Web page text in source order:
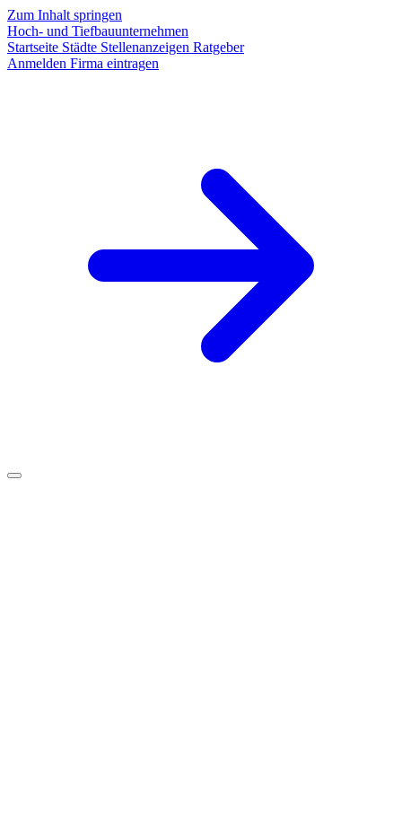
Zum Inhalt springen
Hoch- und Tiefbauunternehmen
Startseite Städte Stellenanzeigen Ratgeber
Anmelden Firma eintragen